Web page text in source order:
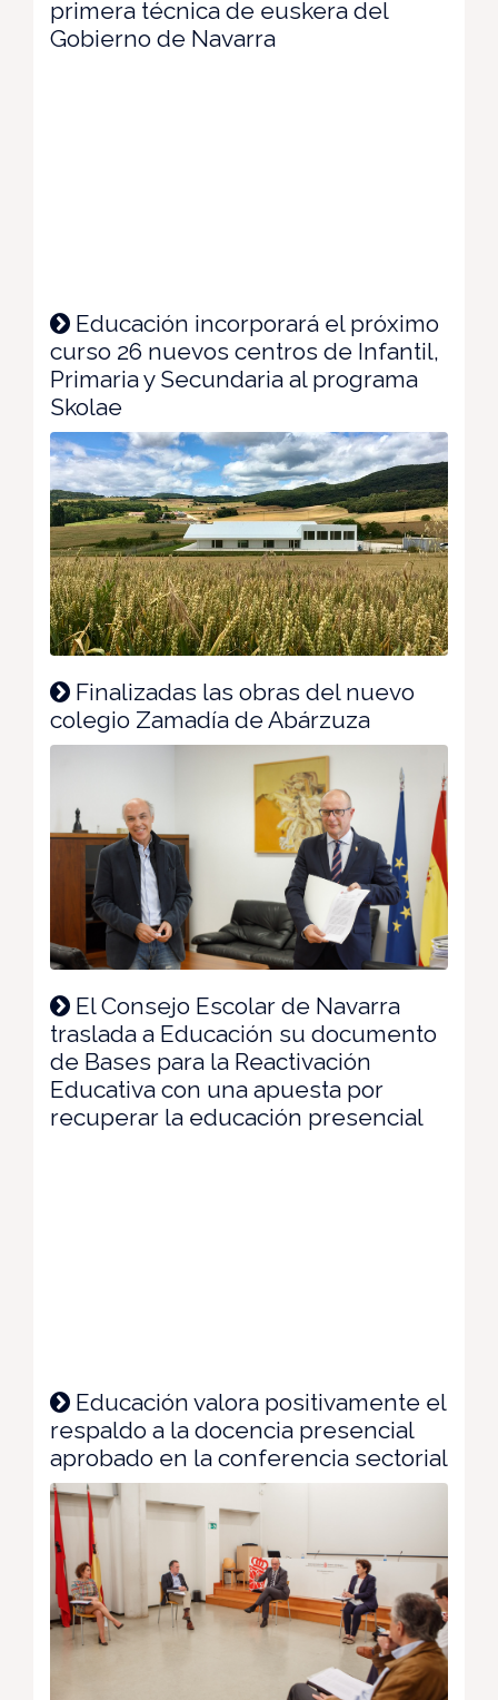
primera técnica de euskera del
Gobierno de Navarra
Educación incorporará el próximo
curso 26 nuevos centros de Infantil,
Primaria y Secundaria al programa
Skolae
Finalizadas las obras del nuevo
colegio Zamadía de Abárzuza
El Consejo Escolar de Navarra
traslada a Educación su documento
de Bases para la Reactivación
Educativa con una apuesta por
recuperar la educación presencial
Educación valora positivamente el
respaldo a la docencia presencial
aprobado en la conferencia sectorial